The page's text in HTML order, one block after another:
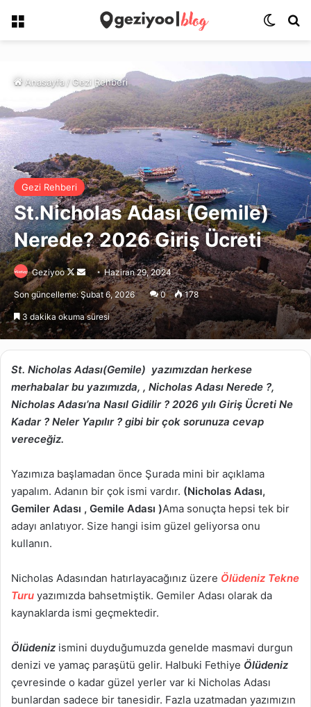
Menü Dış
Anasayfa/Gezi Rehberi
Gezi Rehberi
St.Nicholas Adası (Gemile)
Nerede? 2026 Giriş Ücreti
Geziyoo
Follow
on
Bir
e-
posta
göndermek
Haziran 29, 2024
Son güncelleme: Şubat 6, 2026 0 178
3 dakika okuma süresi
St. Nicholas Adası(Gemile) yazımızdan herkese
merhabalar bu yazımızda, , Nicholas Adası Nerede ?,
Nicholas Adası’na Nasıl Gidilir ? 2026 yılı Giriş Ücreti Ne
Kadar ? Neler Yapılır ? gibi bir çok sorunuza cevap
vereceğiz.
Yazımıza başlamadan önce Şurada mini bir açıklama
yapalım. Adanın bir çok ismi vardır. (Nicholas Adası,
Gemiler Adası , Gemile Adası )Ama sonuçta hepsi tek bir
adayı anlatıyor. Size hangi isim güzel geliyorsa onu
kullanın.
Nicholas Adasından hatırlayacağınız üzere Ölüdeniz Tekne
Turu yazımızda bahsetmiştik. Gemiler Adası olarak da
kaynaklarda ismi geçmektedir.
Ölüdeniz ismini duyduğumuzda genelde masmavi durgun
denizi ve yamaç paraşütü gelir. Halbuki Fethiye Ölüdeniz
çevresinde o kadar güzel yerler var ki Nicholas Adası
bunlardan sadece bir tanesidir. Fazla uzatmadan yazımızın